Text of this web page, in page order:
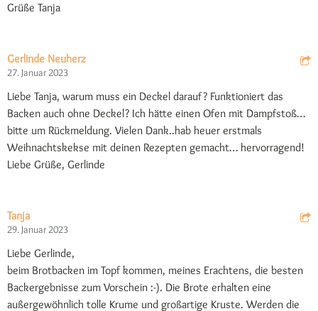
Grüße Tanja
Gerlinde Neuherz
27. Januar 2023
Liebe Tanja, warum muss ein Deckel darauf? Funktioniert das
Backen auch ohne Deckel? Ich hätte einen Ofen mit Dampfstoß…
bitte um Rückmeldung. Vielen Dank..hab heuer erstmals
Weihnachtskekse mit deinen Rezepten gemacht… hervorragend!
Liebe Grüße, Gerlinde
Tanja
29. Januar 2023
Liebe Gerlinde,
beim Brotbacken im Topf kommen, meines Erachtens, die besten
Backergebnisse zum Vorschein :-). Die Brote erhalten eine
außergewöhnlich tolle Krume und großartige Kruste. Werden die